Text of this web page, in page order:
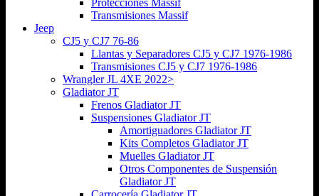
Transmisiones Massif
Jeep
CJ5 y CJ7 76-86
Llantas y Separadores CJ5 y CJ7 1976-1986
Transmisiones CJ5 y CJ7 1976-1986
Wrangler JL 4XE 2022>
Gladiator JT
Frenos Gladiator JT
Suspensiones Gladiator JT
Amortiguadores Gladiator JT
Kits Completos Gladiator JT
Muelles Gladiator JT
Otros Componentes de Suspensión
Gladiator JT